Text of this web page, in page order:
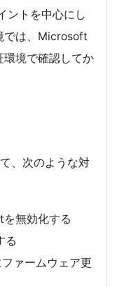
ントを中心にし
では、Microsoft
環境で確認してか
、次のような対
無効化する
る
ァームウェア更